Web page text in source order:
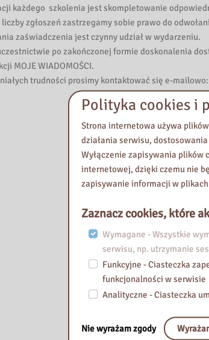
każdego szkolenia jest skompletowanie
zgłoszeń zastrzegamy sobie prawo do
zaświadczenia jest czynny udział w wydarzeniu.
po zakończonej formie doskonalenia
MOJE WIADOMOŚCI.
trudności prosimy kontaktować się e-
Polityka cookies i
Strona internetowa używa
działania serwisu,
Wyłączenie zapisywania
internetowej, dzięki czemu nie
zapisywanie informacji w
Zaznacz cookies, które
Wymagane - Wszystkie
serwisu, np. utrzymanie
Funkcyjne - Ciasteczka
funkcjonalności w serwisie
Analityczne - Ciasteczka
Nie wyrażam zgody